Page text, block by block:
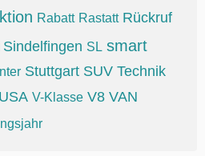
Rabatt Rastatt Rückruf
Sindelfingen SL smart
Stuttgart SUV Technik
USA V-Klasse V8 VAN